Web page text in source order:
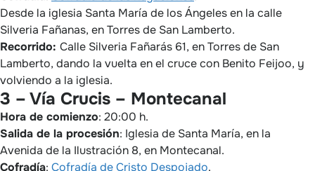
Desde la iglesia Santa María de los Ángeles en la calle
Silveria Fañanas, en Torres de San Lamberto.
Recorrido: Calle Silveria Fañarás 61, en Torres de San
Lamberto, dando la vuelta en el cruce con Benito Feijoo, y
volviendo a la iglesia.
3 – Vía Crucis – Montecanal
Hora de comienzo: 20:00 h.
Salida de la procesión: Iglesia de Santa María, en la
Avenida de la Ilustración 8, en Montecanal.
Cofradía: Cofradía de Cristo Despojado.